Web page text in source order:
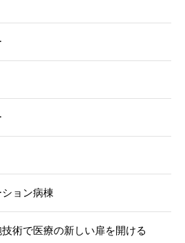
ョン病棟
術で医療の新しい扉を開ける